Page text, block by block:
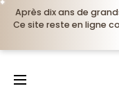
✦
✦
✦
✦
✦
✦
✦
✦
✦
✦
✦
✦
✦
✦
✦
✦
Après dix ans de
Ce site reste en ligne